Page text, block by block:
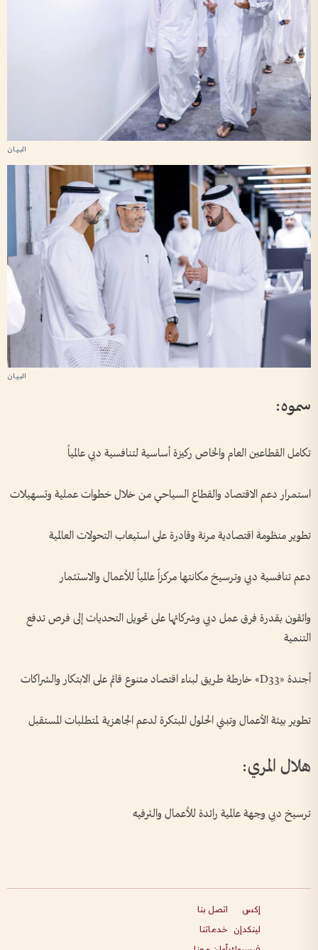
سموه:
تكامل القطاعين العام والخاص ركيزة أساسية لتنافسية دبي عالمياً
استمرار دعم الاقتصاد والقطاع السياحي من خلال خطوات عملية وتسهيلات
تطوير منظومة اقتصادية مرنة وقادرة على استيعاب التحولات العالمية
دعم تنافسية دبي وترسيخ مكانتها مركزاً عالمياً للأعمال والاستثمار
واثقون بقدرة فرق عمل دبي وشركائها على تحويل التحديات إلى فرص تدفع
التنمية
أجندة «D33» خارطة طريق لبناء اقتصاد متنوع قائم على الابتكار والشراكات
تطوير بيئة الأعمال وتبني الحلول المبتكرة لدعم الجاهزية لمتطلبات المستقبل
هلال المري:
ترسيخ دبي وجهة عالمية رائدة للأعمال والترفيه
إكس
لينكدإن
اتصل بنا
خدماتنا